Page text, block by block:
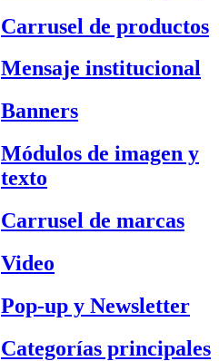
Carrusel de productos
Mensaje institucional
Banners
Módulos de imagen y
texto
Carrusel de marcas
Video
Pop-up y Newsletter
Categorías principales